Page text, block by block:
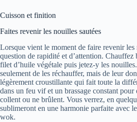
Cuisson et finition
Faites revenir les nouilles sautées
Lorsque vient le moment de faire revenir les
question de rapidité et d’attention.
filet d’huile végétale puis jetez-y les nouilles.
seulement de les réchauffer, mais de leur
légèrement croustillante qui fait toute la
dans un feu vif et un brassage constant
collent ou ne brûlent. Vous verrez, en
sublimeront en une harmonie parfaite avec
wok.